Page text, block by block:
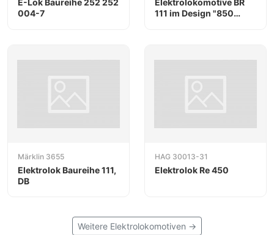
E-Lok Baureihe 252 252
004-7
Elektrolokomotive BR
111 im Design "850
Märklin 3655
Elektrolok Baureihe 111,
DB
HAG 30013-31
Elektrolok Re 450
Weitere Elektrolokomotiven →